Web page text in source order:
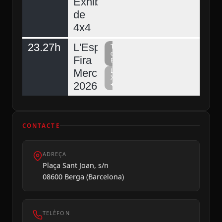
de
4x4
23.27h
L'Espunyola,
Fira
Mercat
2026
Televisió
del
Berguedà
La
Xarxa
+
CONTACTE
ADREÇA
Plaça Sant Joan, s/n
08600 Berga (Barcelona)
TELÈFON